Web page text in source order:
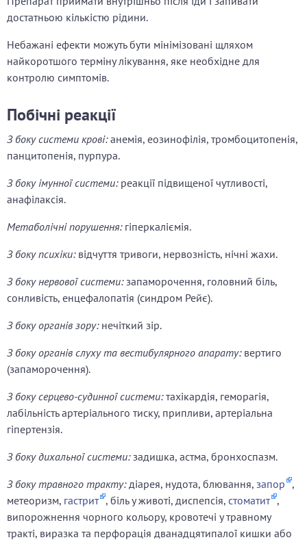
достатньою кількістю рідини.
Небажані ефекти можуть бути мінімізовані щляхом
найкоротшого терміну лікування, яке необхідне для
контролю симптомів.
Побічні реакції
З боку системи крові:анемія, еозинофілія, тромбоцитопенія,
панцитопенія, пурпура.
З боку імунної системи: реакції підвищеної чутливості,
анафілаксія.
Метаболічні порушення: гіперкаліємія.
З боку психіки: відчуття тривоги, нервозність, нічні жахи.
З боку нервової системи:запаморочення, головний біль,
сонливість, енцефалопатія (синдром Рейє).
З боку органів зору: нечіткий зір.
З боку органів слуху та вестибулярного апарату: вертиго
(запаморочення).
З боку серцево-судинної системи:тахікардія, геморагія,
лабільність артеріального тиску, припливи, артеріальна
гіпертензія.
З боку дихальної системи:задишка, астма, бронхоспазм.
З боку травного тракту:діарея, нудота, блювання, запор ,
метеоризм, гастрит , біль у животі, диспепсія, стоматит ,
випорожнення чорного кольору, кровотечі у травному
тракті, виразка та перфорація дванадцятипалої кишки або